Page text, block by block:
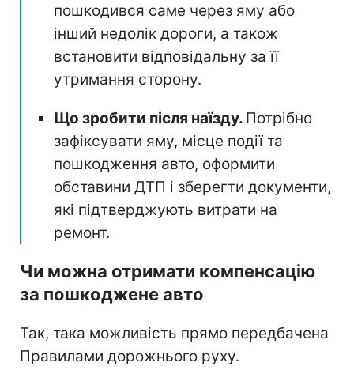
пошкодився саме через яму або
інший недолік дороги, а також
встановити відповідальну за її
утримання сторону.
Що зробити після наїзду. Потрібно
зафіксувати яму, місце події та
пошкодження авто, оформити
обставини ДТП і зберегти документи,
які підтверджують витрати на
ремонт.
Чи можна отримати компенсацію
за пошкоджене авто
Так, така можливість прямо передбачена
Правилами дорожнього руху.